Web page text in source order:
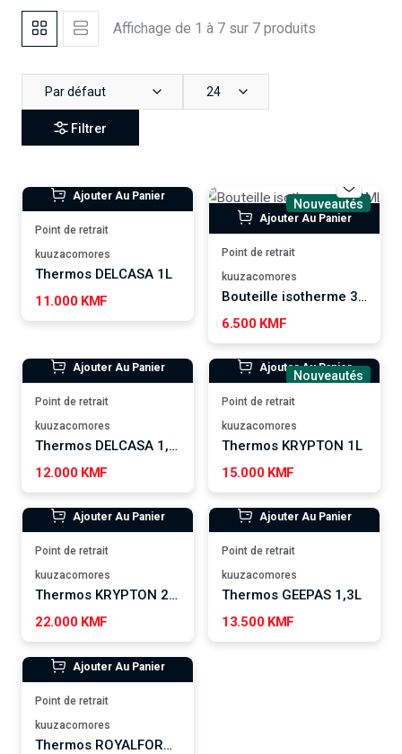
Affichage de 1 à 7 sur 7 produits
Par défaut 24
Filtrer
Ajouter Au Panier
Point de retrait
kuuzacomores
Thermos DELCASA 1L
11.000 KMF
Nouveautés
Ajouter Au Panier
Point de retrait
kuuzacomores
Bouteille isotherme 350ML ROYALFORD
6.500 KMF
Ajouter Au Panier
Point de retrait
kuuzacomores
Thermos DELCASA 1,6L
12.000 KMF
Nouveautés
Ajouter Au Panier
Point de retrait
kuuzacomores
Thermos KRYPTON 1L
15.000 KMF
Ajouter Au Panier
Point de retrait
kuuzacomores
Thermos KRYPTON 2,5L
22.000 KMF
Ajouter Au Panier
Point de retrait
kuuzacomores
Thermos GEEPAS 1,3L
13.500 KMF
Ajouter Au Panier
Point de retrait
kuuzacomores
Thermos ROYALFORD 1,9 L